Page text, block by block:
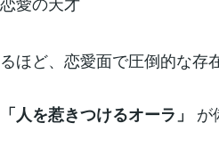
ほど、恋愛面で圧倒的な存
人を惹きつけるオーラ」
が